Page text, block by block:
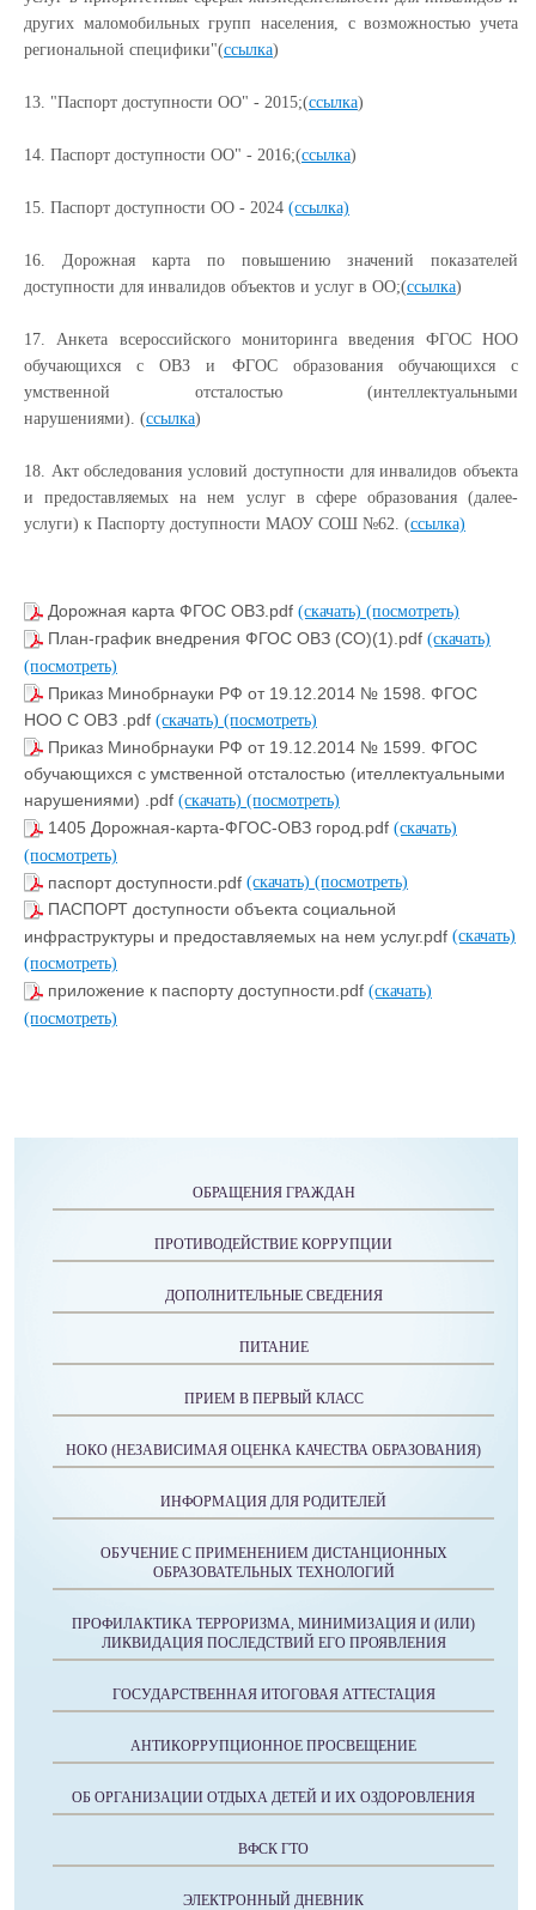
других маломобильных групп населения, с возможностью учета
региональной специфики"(ссылка)
13. "Паспорт доступности ОО" - 2015;(ссылка)
14. Паспорт доступности ОО" - 2016;(ссылка)
15. Паспорт доступности ОО - 2024 (ссылка)
16. Дорожная карта по повышению значений показателей
доступности для инвалидов объектов и услуг в ОО;(ссылка)
17. Анкета всероссийского мониторинга введения ФГОС НОО
обучающихся с ОВЗ и ФГОС образования обучающихся с
умственной отсталостью (интеллектуальными
нарушениями). (ссылка)
18. Акт обследования условий доступности для инвалидов объекта
и предоставляемых на нем услуг в сфере образования (далее-
услуги) к Паспорту доступности МАОУ СОШ №62. (ссылка)
Дорожная карта ФГОС ОВЗ.pdf (скачать) (посмотреть)
План-график внедрения ФГОС ОВЗ (СО)(1).pdf (скачать)
(посмотреть)
Приказ Минобрнауки РФ от 19.12.2014 № 1598. ФГОС
НОО С ОВЗ .pdf (скачать) (посмотреть)
Приказ Минобрнауки РФ от 19.12.2014 № 1599. ФГОС
обучающихся с умственной отсталостью (ителлектуальными
нарушениями) .pdf (скачать) (посмотреть)
1405 Дорожная-карта-ФГОС-ОВЗ город.pdf (скачать)
(посмотреть)
паспорт доступности.pdf (скачать) (посмотреть)
ПАСПОРТ доступности объекта социальной
инфраструктуры и предоставляемых на нем услуг.pdf (скачать)
(посмотреть)
приложение к паспорту доступности.pdf (скачать)
(посмотреть)
ОБРАЩЕНИЯ ГРАЖДАН
ПРОТИВОДЕЙСТВИЕ КОРРУПЦИИ
ДОПОЛНИТЕЛЬНЫЕ СВЕДЕНИЯ
ПИТАНИЕ
ПРИЕМ В ПЕРВЫЙ КЛАСС
НОКО (НЕЗАВИСИМАЯ ОЦЕНКА КАЧЕСТВА ОБРАЗОВАНИЯ)
ИНФОРМАЦИЯ ДЛЯ РОДИТЕЛЕЙ
ОБУЧЕНИЕ С ПРИМЕНЕНИЕМ ДИСТАНЦИОННЫХ
ОБРАЗОВАТЕЛЬНЫХ ТЕХНОЛОГИЙ
ПРОФИЛАКТИКА ТЕРРОРИЗМА, МИНИМИЗАЦИЯ И (ИЛИ)
ЛИКВИДАЦИЯ ПОСЛЕДСТВИЙ ЕГО ПРОЯВЛЕНИЯ
ГОСУДАРСТВЕННАЯ ИТОГОВАЯ АТТЕСТАЦИЯ
АНТИКОРРУПЦИОННОЕ ПРОСВЕЩЕНИЕ
ОБ ОРГАНИЗАЦИИ ОТДЫХА ДЕТЕЙ И ИХ ОЗДОРОВЛЕНИЯ
ВФСК ГТО
ЭЛЕКТРОННЫЙ ДНЕВНИК